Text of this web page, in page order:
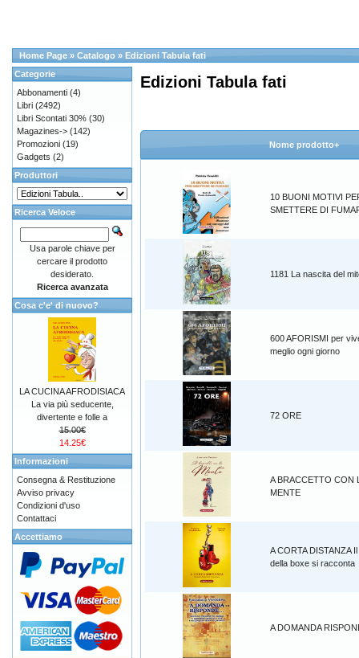
Home Page » Catalogo » Edizioni Tabula fati
Edizioni Tabula fati
Nome prodotto+
10 BUONI MOTIVI
SMETTERE DI
1181 La nascita del
600 AFORISMI per
meglio ogni giorno
72 ORE
A BRACCETTO CON
MENTE
A CORTA DISTANZA
della boxe si racconta
A DOMANDA
Categorie
Abbonamenti (4)
Libri (2492)
Libri Scontati 30% (30)
Magazines-> (142)
Promozioni (19)
Gadgets (2)
Produttori
Ricerca Veloce
Usa parole chiave per
cercare il prodotto
desiderato.
Ricerca avanzata
Cosa c'e' di nuovo?
LA CUCINA AFRODISIACA
La via più seducente,
divertente e folle a
15.00€
14.25€
Informazioni
Consegna & Restituzione
Avviso privacy
Condizioni d'uso
Contattaci
Accettiamo